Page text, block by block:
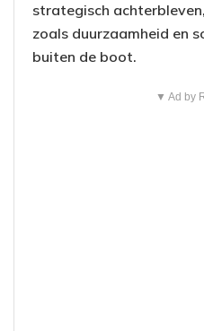
strategisch
zoals duurzaamheid en
buiten de boot.
▼ Ad by